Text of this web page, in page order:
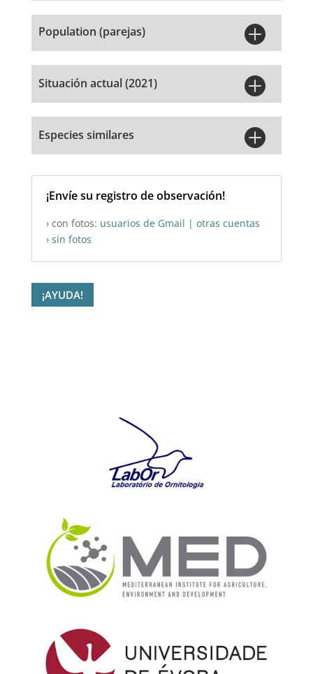
Population (parejas) 
Situación actual (2021) 
Especies similares 
¡Envíe su registro de observación!
› con fotos: usuarios de Gmail | otras cuentas
› sin fotos
¡AYUDA!